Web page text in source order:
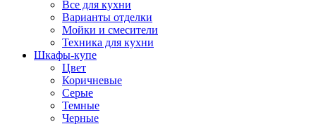
Все для кухни
Варианты отделки
Мойки и смесители
Техника для кухни
Шкафы-купе
Цвет
Коричневые
Серые
Темные
Черные